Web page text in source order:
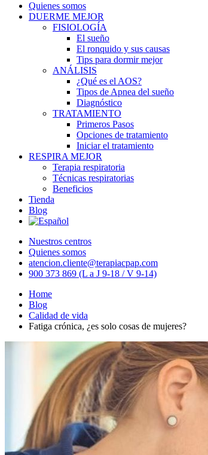
Quienes somos
DUERME MEJOR
FISIOLOGÍA
El sueño
El ronquido y sus causas
Tips para dormir mejor
ANÁLISIS
¿Qué es el AOS?
Tipos de Apnea del sueño
Diagnóstico
TRATAMIENTO
Primeros Pasos
Opciones de tratamiento
Iniciar el tratamiento
RESPIRA MEJOR
Terapia respiratoria
Técnicas respiratorias
Beneficios
Tienda
Blog
Nuestros centros
Quienes somos
atencion.cliente@terapiacpap.com
900 373 869 (L a J 9-18 / V 9-14)
Home
Blog
Calidad de vida
Fatiga crónica, ¿es solo cosas de mujeres?